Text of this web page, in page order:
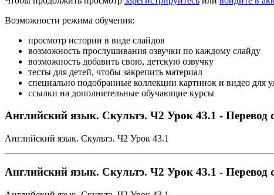
Возможности режима обучения:
просмотр истории в виде слайдов
возможность прослушивания озвучки по каждому слайду
возможность добавить свою, детскую озвучку
тесты для детей, чтобы закрепить материал
специально подобранные коллекции картинок и видео для
ссылки на дополнительные обучающие курсы
Английский язык. Скультэ. Ч2 Урок 43.1 - Перевод
Английский язык. Скультэ. Ч2 Урок 43.1
Английский язык. Скультэ. Ч2 Урок 43.1 - Перевод